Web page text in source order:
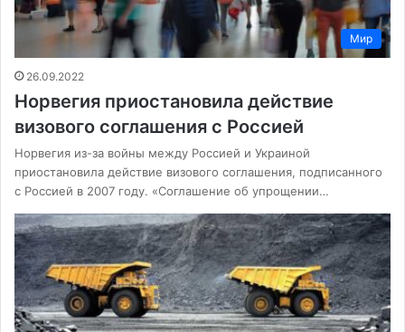
Мир
26.09.2022
Норвегия приостановила действие
визового соглашения с Россией
Норвегия из-за войны между Россией и Украиной
приостановила действие визового соглашения, подписанного
с Россией в 2007 году. «Соглашение об упрощении…